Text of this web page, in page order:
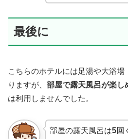
最後に
こちらのホテルには足湯や大浴
りますが、 部屋で露天風呂が楽し
は利用しませんでした。
部屋の露天風呂は5回